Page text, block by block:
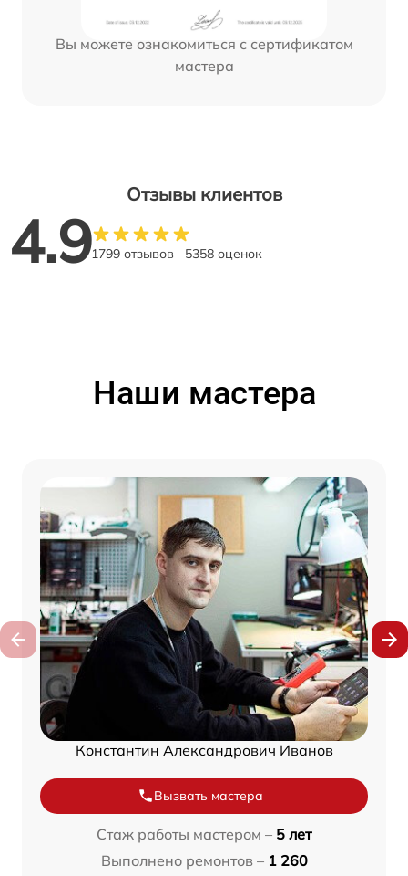
Вы можете ознакомиться с сертификатом
мастера
Отзывы клиентов
4.91799 отзывов 5358 оценок
Наши мастера
Константин Александрович Иванов
Вызвать мастера
Стаж работы мастером – 5 лет
Выполнено ремонтов – 1 260